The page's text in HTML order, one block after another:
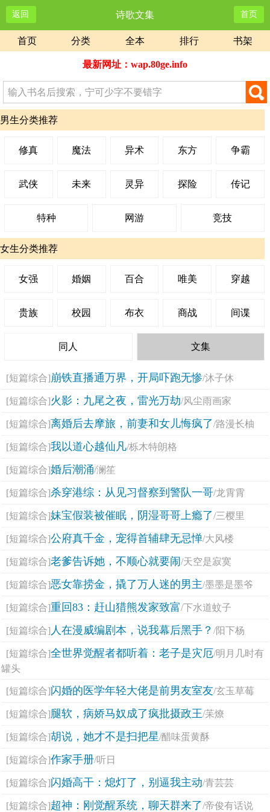
返回 诗歌文集 首页
首页 分类 全本 排行 书架
最新网址：wap.80ge.info
男生分类推荐
修真 魔法 异术 东方 争霸
武侠 未来 灵异 探险 传记
特种 网游 竞技
女生分类推荐
女强 婚姻 百合 唯美 穿越
贵族 校园 布衣 商战 间谍
同人 文集
[短篇综合]崩铁直播通万界，开局吓跑无惨/沐子休
[短篇综合]火影：九尾之夜，雷光万劫/风尘雨画家
[短篇综合]离婚后去摩旅，前妻和女儿悔疯了/路漫长柚
[短篇综合]我以道心越仙凡/栎木特朗格
[短篇综合]婚后潮涌/澜笙
[短篇综合]杀穿港综：从见习督察到警队一哥/龙霄霄
[短篇综合]妹宝假装被催眠，阴湿哥哥上瘾了/三樱里
[短篇综合]公府真千金，宠得首辅肆无忌惮/大风楼
[短篇综合]老爹告诉她，不顺心就要闹/天空是寂寞
[短篇综合]恶女靠捞金，撬了万人迷的男主/墨墨是墨爷
[短篇综合]重回83：赶山猎熊发家致富/下水道蚊子
[短篇综合] 人在漫威编剧本，说我幕后黑手？/阳下杨
[短篇综合]全世界觉醒者都听着：老子是灾厄/明月几时有
罐头
[短篇综合]闪婚的医学年轻大佬是前男友室友/玄玉草莓
[短篇综合]腿软，病娇马奴成了疯批摄政王/苿燎
[短篇综合]胡说，她才不是扫把星/醋味蛋黄酥
[短篇综合]作家手册/听日
[短篇综合]闪婚高干：熄灯了，别逼我主动/青芸芸
[短篇综合]超神：刚觉醒系统，聊天群来了/帝俊有话说